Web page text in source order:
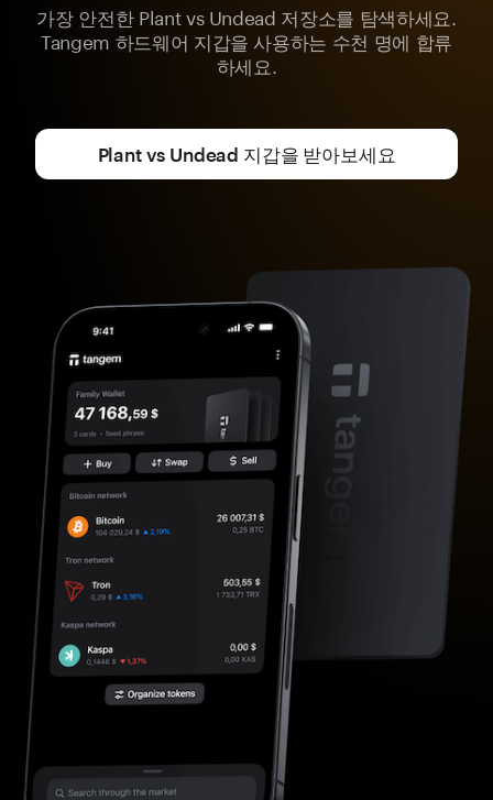
가장 안전한 Plant vs Undead 저장소를 탐색하세요.
Tangem 하드웨어 지갑을 사용하는 수천 명에 합류
하세요.
Plant vs Undead 지갑을 받아보세요